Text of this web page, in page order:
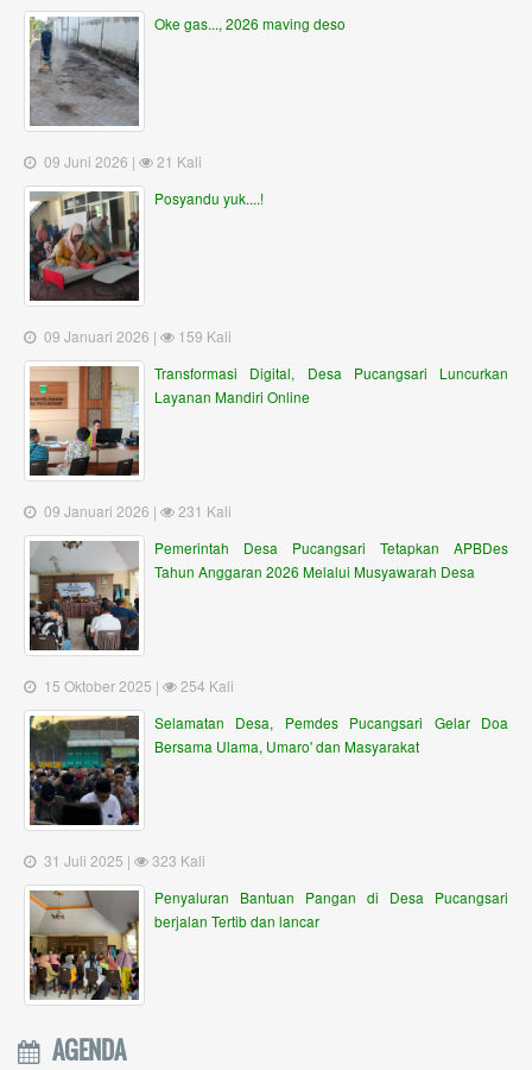
Oke gas..., 2026 maving deso
09 Juni 2026 |
21 Kali
Posyandu yuk....!
09 Januari 2026 |
159 Kali
Transformasi Digital, Desa Pucangsari Luncurkan
Layanan Mandiri Online
09 Januari 2026 |
231 Kali
Pemerintah Desa Pucangsari Tetapkan APBDes
Tahun Anggaran 2026 Melalui Musyawarah Desa
15 Oktober 2025 |
254 Kali
Selamatan Desa, Pemdes Pucangsari Gelar Doa
Bersama Ulama, Umaro' dan Masyarakat
31 Juli 2025 |
323 Kali
Penyaluran Bantuan Pangan di Desa Pucangsari
berjalan Tertib dan lancar
AGENDA